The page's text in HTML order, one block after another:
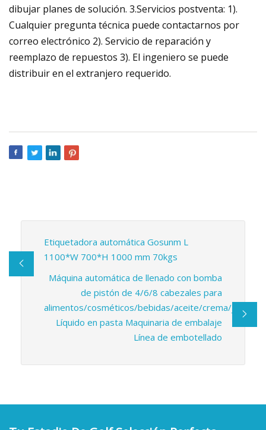
dibujar planes de solución. 3.Servicios postventa: 1).
Cualquier pregunta técnica puede contactarnos por
correo electrónico 2). Servicio de reparación y
reemplazo de repuestos 3). El ingeniero se puede
distribuir en el extranjero requerido.
Etiquetadora automática Gosunm L
1100*W 700*H 1000 mm 70kgs
Máquina automática de llenado con bomba
de pistón de 4/6/8 cabezales para
alimentos/cosméticos/bebidas/aceite/crema/jabón
Líquido en pasta Maquinaria de embalaje
Línea de embotellado